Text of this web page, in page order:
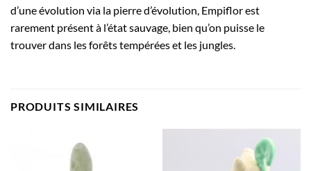
d’une évolution via la pierre d’évolution, Empiflor est
rarement présent à l’état sauvage, bien qu’on puisse le
trouver dans les forêts tempérées et les jungles.
PRODUITS SIMILAIRES